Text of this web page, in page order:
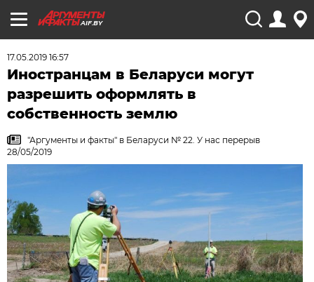
AIF.BY
17.05.2019 16:57
Иностранцам в Беларуси могут
разрешить оформлять в
собственность землю
"Аргументы и факты" в Беларуси № 22. У нас перерыв
28/05/2019